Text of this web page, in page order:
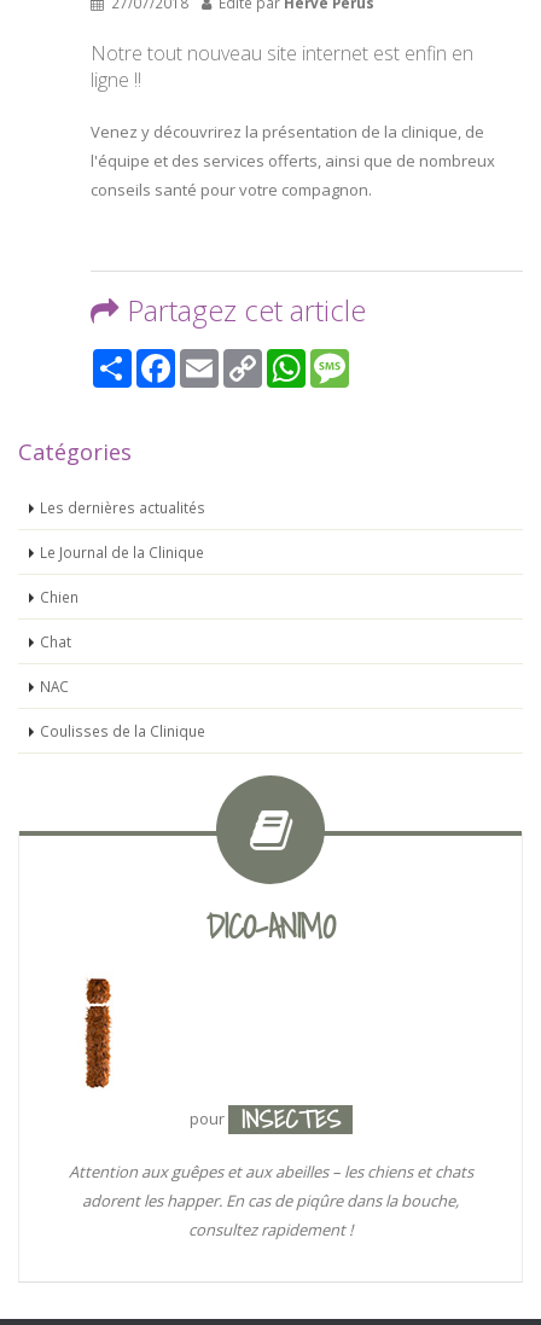
Notre tout nouveau site internet est enfin en
ligne !!
Venez y découvrirez la présentation de la clinique, de
l'équipe et des services offerts, ainsi que de nombreux
conseils santé pour votre compagnon.
Partagez cet article
Share Facebook
Email Copy
Link
WhatsApp
Catégories
Les dernières actualités
Le Journal de la Clinique
Chien
Chat
NAC
Coulisses de la Clinique
DICO-ANIMO
pour INSECTES
Attention aux guêpes et aux abeilles – les chiens et chats
adorent les happer. En cas de piqûre dans la bouche,
consultez rapidement !